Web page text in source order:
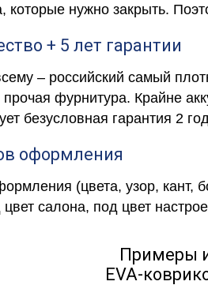
которые нужно закрыть.
+ 5 лет гарантии
– российский самый
прочая фурнитура. Крайне
безусловная гарантия 2
оформления
(цвета, узор, кант,
салона, под цвет
Примеры
EVA-